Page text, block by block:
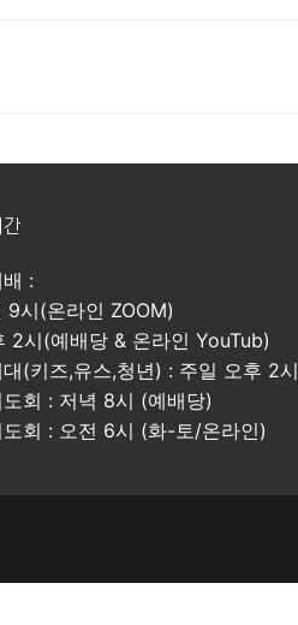
:
9시(온라인 ZOOM)
2시(예배당 & 온라인 YouTub)
(키즈,유스,청년) : 주일 오후 2시
회 : 저녁 8시 (예배당)
도회 : 오전 6시 (화-토/온라인)